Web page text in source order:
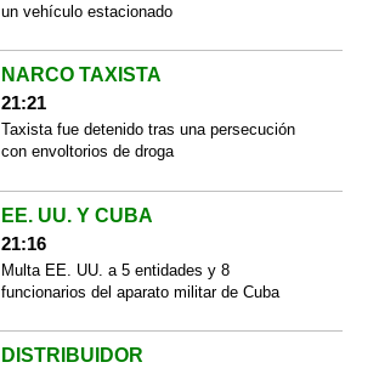
un vehículo estacionado
NARCO TAXISTA
21:21
Taxista fue detenido tras una persecución
con envoltorios de droga
EE. UU. Y CUBA
21:16
Multa EE. UU. a 5 entidades y 8
funcionarios del aparato militar de Cuba
DISTRIBUIDOR